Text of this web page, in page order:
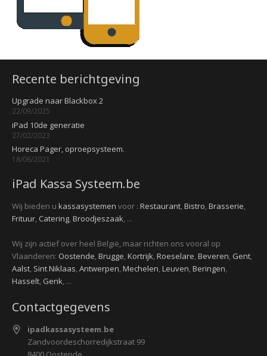
Recente berichtgeving
Upgrade naar Blackbox 2
22/09/2025
iPad 10de generatie
27/02/2023
Horeca Pager, oproepsysteem.
18/06/2021
iPad Kassa Systeem.be
Wij bieden u kassasystemen voor : Restaurant,Bistro,Brasserie,
Frituur, Catering,Broodjeszaak, ...
Wij zijn actief over heel België, maar richten ons vooral op
Vlaanderen: Oostende,Brugge,Kortrijk,Roeselare,Beveren, Gent,
Aalst, Sint Niklaas,Antwerpen,Mechelen,Leuven,Beringen,
Hasselt, Genk, ...
Contactgegevens
ipadkassasysteem.be
Zandvoordeschorredijkstraat 99